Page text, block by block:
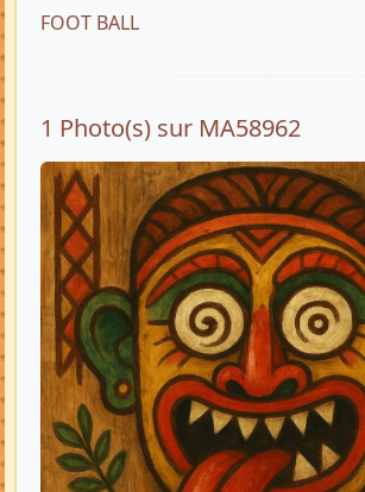
FOOT BALL
1 Photo(s) sur MA58962